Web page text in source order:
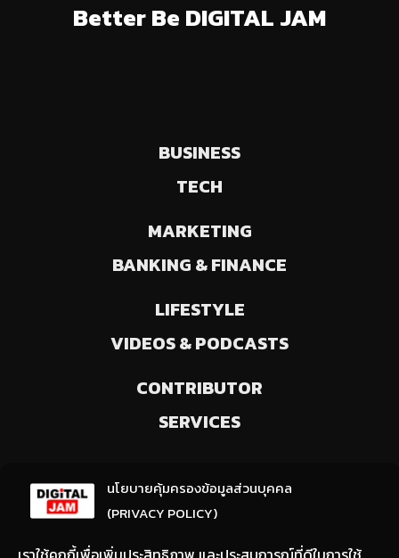
นโยบายคุ้มครองข้อมูลส่วนบุคคล
(PRIVACY POLICY)
Better Be DIGITAL JAM
BUSINESS
TECH
MARKETING
BANKING & FINANCE
LIFESTYLE
VIDEOS & PODCASTS
CONTRIBUTOR
SERVICES
ลงทะเบียนรับข่าวสารจากเรา
(ให้มีการเลือกความสนใจ / ชอบข่าวด้านใด)